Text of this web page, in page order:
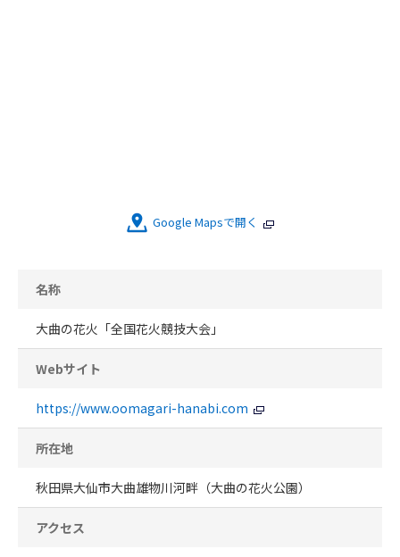
Google Mapsで開く
名称
大曲の花火「全国花火競技大会」
Webサイト
https://www.oomagari-hanabi.com
所在地
秋田県大仙市大曲雄物川河畔（大曲の花火公園）
アクセス